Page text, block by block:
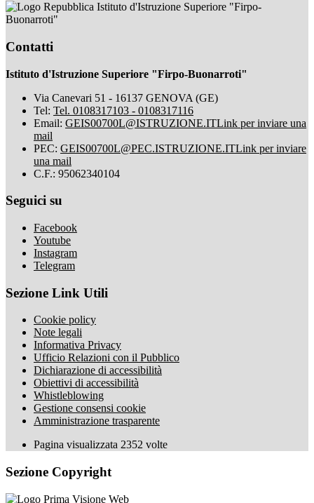
Istituto d'Istruzione Superiore "Firpo-
Buonarroti"
Contatti
Istituto d'Istruzione Superiore "Firpo-Buonarroti"
Via Canevari 51 - 16137 GENOVA (GE)
Tel: Tel. 0108317103 - 0108317116
Email: GEIS00700L@ISTRUZIONE.ITLink per inviare una
mail
PEC: GEIS00700L@PEC.ISTRUZIONE.ITLink per inviare
una mail
C.F.: 95062340104
Seguici su
Facebook
Youtube
Instagram
Telegram
Sezione Link Utili
Cookie policy
Note legali
Informativa Privacy
Ufficio Relazioni con il Pubblico
Dichiarazione di accessibilità
Obiettivi di accessibilità
Whistleblowing
Gestione consensi cookie
Amministrazione trasparente
Pagina visualizzata 2352 volte
Sezione Copyright